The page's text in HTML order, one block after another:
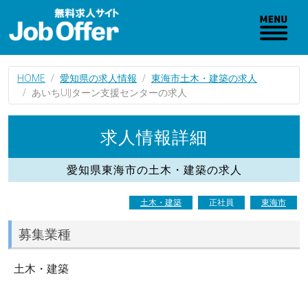
HOME 愛知県の求人情報
東海市土木・建築の求人
あいちUIJターン支援センターの求人
求人情報詳細
愛知県東海市の土木・建築の求人
土木・建築 正社員 東海市
募集業種
土木・建築